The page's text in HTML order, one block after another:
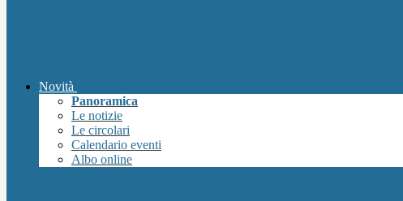
Novità
Panoramica
Le notizie
Le circolari
Calendario eventi
Albo online